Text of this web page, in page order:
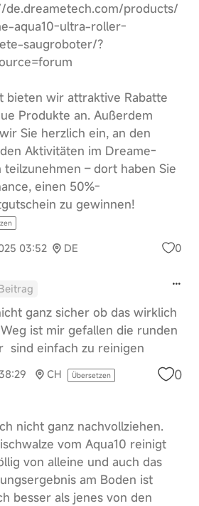
de.dreametech.com/products/
aqua10-ultra-roller-
saugroboter/?
bieten wir attraktive Rabatte
Produkte an. Außerdem
Sie herzlich ein, an den
Aktivitäten im Dreame-
teilzunehmen – dort haben Sie
einen 50%-
zu gewinnen!
03:52 DE 0
ganz sicher ob das wirklich
ist mir gefallen die runden
sind einfach zu reinigen
CH Übersetzen 0
nicht ganz nachvollziehen.
vom Aqua10 reinigt
von alleine und auch das
am Boden ist
besser als jenes von den